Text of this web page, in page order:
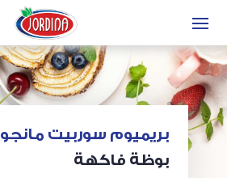
بريميوم سوربيت مانجو
بوظة فاكهة